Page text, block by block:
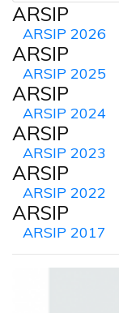
ARSIP
ARSIP 2026
ARSIP
ARSIP 2025
ARSIP
ARSIP 2024
ARSIP
ARSIP 2023
ARSIP
ARSIP 2022
ARSIP
ARSIP 2017